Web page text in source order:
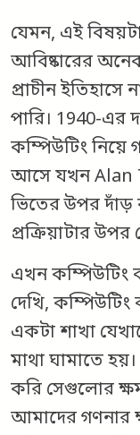
যেমন, এই
আবিষ্কারের
প্রাচীন
পারি। 1940-এর
কম্পিউটিং
আসে যখন Alan
ভিতের উপর দাঁড়
প্রক্রিয়াটার
এখন কম্পিউটিং
দেখি,
একটা শাখা
মাথা ঘামাতে
করি সেগুলোর
আমাদের গণনার